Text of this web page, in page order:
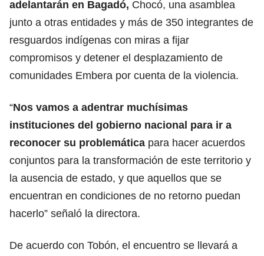
adelantarán en Bagadó, Chocó, una asamblea
junto a otras entidades y más de 350 integrantes de
resguardos indígenas con miras a fijar
compromisos y detener el desplazamiento de
comunidades Embera por cuenta de la violencia.
“Nos vamos a adentrar muchísimas
instituciones del gobierno nacional para ir a
reconocer su problemática para hacer acuerdos
conjuntos para la transformación de este territorio y
la ausencia de estado, y que aquellos que se
encuentran en condiciones de no retorno puedan
hacerlo” señaló la directora.
De acuerdo con Tobón, el encuentro se llevará a